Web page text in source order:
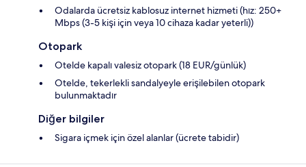
Odalarda ücretsiz kablosuz internet hizmeti (hız: 250+
Mbps (3-5 kişi için veya 10 cihaza kadar yeterli))
Otopark
Otelde kapalı valesiz otopark (18 EUR/günlük)
Otelde, tekerlekli sandalyeyle erişilebilen otopark
bulunmaktadır
Diğer bilgiler
Sigara içmek için özel alanlar (ücrete tabidir)